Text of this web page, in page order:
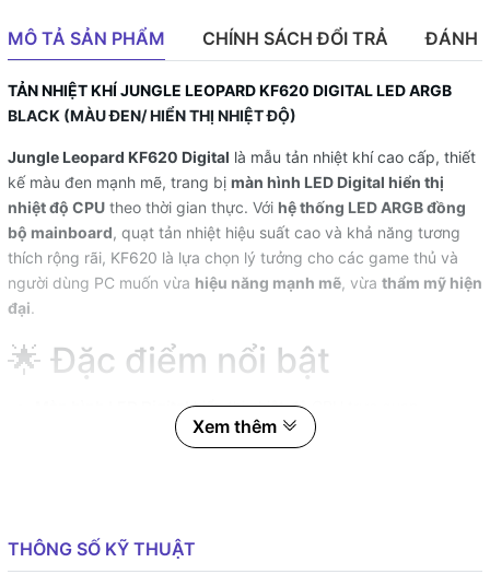
MÔ TẢ SẢN PHẨM CHÍNH SÁCH ĐỔI TRẢ ĐÁNH
TẢN NHIỆT KHÍ JUNGLE LEOPARD KF620 DIGITAL LED ARGB
BLACK (MÀU ĐEN/ HIỂN THỊ NHIỆT ĐỘ)
Jungle Leopard KF620 Digital là mẫu tản nhiệt khí cao cấp, thiết
kế màu đen mạnh mẽ, trang bị màn hình LED Digital hiển thị
nhiệt độ CPU theo thời gian thực. Với hệ thống LED ARGB đồng
bộ mainboard, quạt tản nhiệt hiệu suất cao và khả năng tương
thích rộng rãi, KF620 là lựa chọn lý tưởng cho các game thủ và
người dùng PC muốn vừa hiệu năng mạnh mẽ, vừa thẩm mỹ hiện
đại.
🌟 Đặc điểm nổi bật
Màn hình LED Digitalhiển thị nhiệt độ CPU trực quan.
Thiết kế 6 ống đồngtăng cường dẫn nhiệt, tối ưu khả năng
sáng rực rỡ.
Xem thêm
THÔNG SỐ KỸ THUẬT